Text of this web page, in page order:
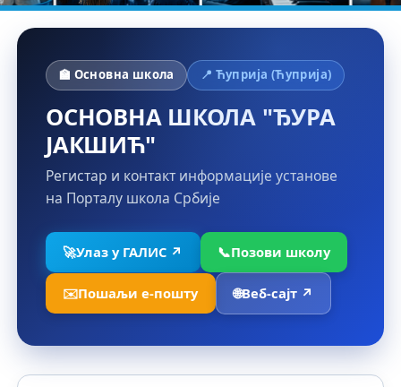
🏫 Основна школа 📍 Ћуприја (Ћуприја)
ОСНОВНА ШКОЛА "ЂУРА
ЈАКШИЋ"
Регистар и контакт информације установе
на Порталу школа Србије
🚀Улаз у ГАЛИС ↗ 📞Позови школу
✉️Пошаљи е-пошту 🌐Веб-сајт ↗